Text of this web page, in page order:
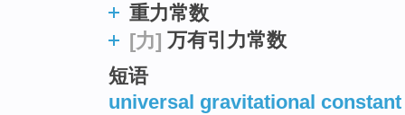
重力常数
[力] 万有引力常数
短语
universal gravitational constant